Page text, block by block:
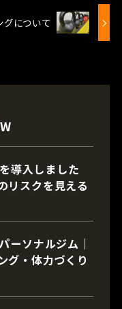
グについて
導入しました
リスクを見える
ーソナルジム｜
グ・体力づくり